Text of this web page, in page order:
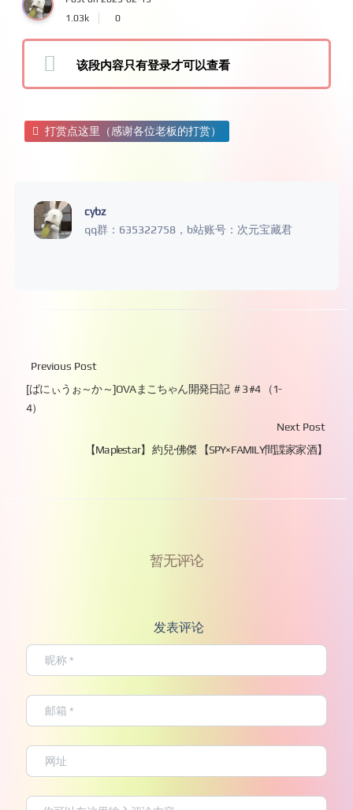
1.03k
0
该段内容只有登录才可以查看
打赏点这里（感谢各位老板的打赏）
cybz
qq群：635322758，b站账号：次元宝藏君
Previous Post
[ばにぃうぉ～か～]OVAまこちゃん開発日記 ＃3 #4 （1-
4）
Next Post
【Maplestar】 約兒·佛傑 【SPY×FAMILY間諜家家酒】
暂无评论
发表评论